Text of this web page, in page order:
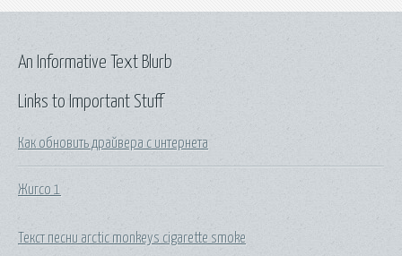
Links to Important Stuff
Как обновить драйвера с интернета
Жигсо 1
Текст песни arctic monkeys cigarette smoke
An Informative Text Blurb